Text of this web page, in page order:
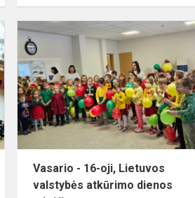
Kaziuko
mugė
Vasario - 16-oji, Lietuvos
valstybės atkūrimo dienos